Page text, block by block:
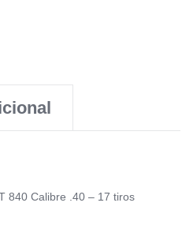
840 Calibre .40 – 17 tiros